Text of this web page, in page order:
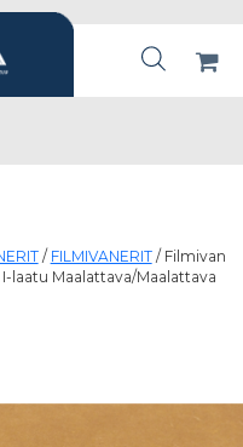
Products search
/ FILMIVANERIT/ Filmivan
laatu Maalattava/Maalattava